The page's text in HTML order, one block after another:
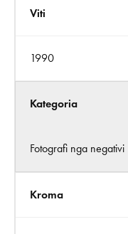
Viti
1990
Kategoria
Fotografi nga negativi
Kroma